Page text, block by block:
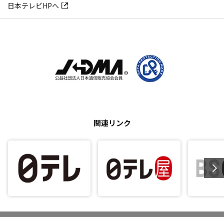
日本テレビHPへ
関連リンク